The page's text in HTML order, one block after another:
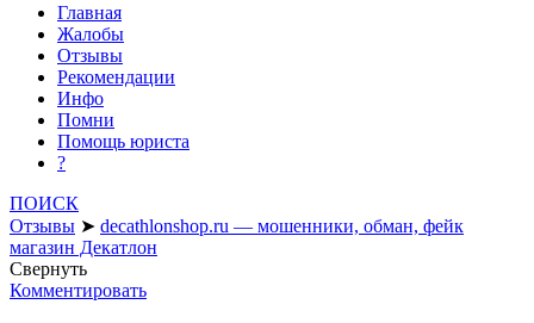
Главная
Жалобы
Отзывы
Рекомендации
Инфо
Помни
Помощь юриста
?
ПОИСК
Отзывы ➤ decathlonshop.ru — мошенники, обман, фейк
магазин Декатлон
Свернуть
Комментировать